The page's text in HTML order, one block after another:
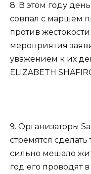
8. В этом году
совпал с маршем
против
мероприятия
уважением к их
ELIZABETH
9. Организаторы
стремятся
сильно мешало
год его проводят